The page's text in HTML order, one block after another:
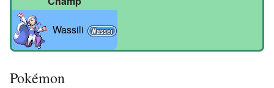
Wassili
Pokémon